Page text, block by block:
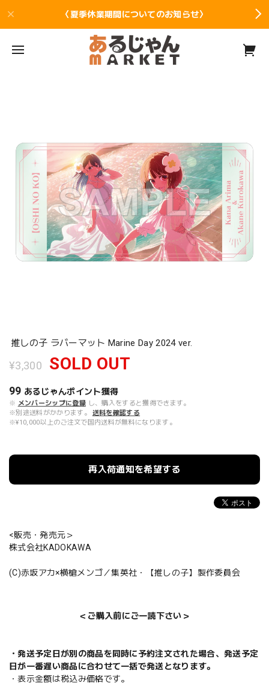
〈夏季休業期間についてのお知らせ〉
推しの子 ラバーマット Marine Day 2024 ver.
¥3,300 SOLD OUT
99 あるじゃんポイント獲得
※ メンバーシップに登録 し、購入をすると獲得できます。
※別途送料がかかります。
送料を確認する
※¥10,000以上のご注文で国内送料が無料になります。
再入荷通知を希望する
<販売・発売元＞
株式会社KADOKAWA
(C)赤坂アカ×横槍メンゴ／集英社・【推しの子】製作委員会
＜ご購入前にご一読下さい＞
・発送予定日が別の商品を同時に予約注文された場合、発送予定
日が一番遅い商品に合わせて一括で発送となります。
・表示金額は税込み価格です。